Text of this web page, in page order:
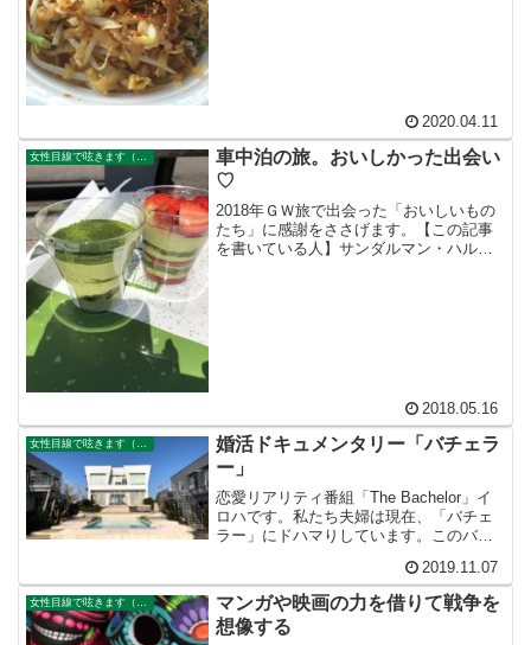
2020.04.11
女性目線で呟きます（イロハさんのサイト）
車中泊の旅。おいしかった出会い
♡
2018年ＧＷ旅で出会った「おいしいもの
たち」に感謝をささげます。【この記事
を書いている人】サンダルマン・ハルト
2018.05.16
女性目線で呟きます（イロハさんのサイト）
婚活ドキュメンタリー「バチェラ
ー」
恋愛リアリティ番組「The Bachelor」イ
ロハです。私たち夫婦は現在、「バチェ
ラー」にドハマりしています。このバチ
チェラー＝独身男性」が、多数の女性の
中からたった1人の最高のパートナーを選
び出して...
2019.11.07
女性目線で呟きます（イロハさんのサイト）
マンガや映画の力を借りて戦争を
想像する